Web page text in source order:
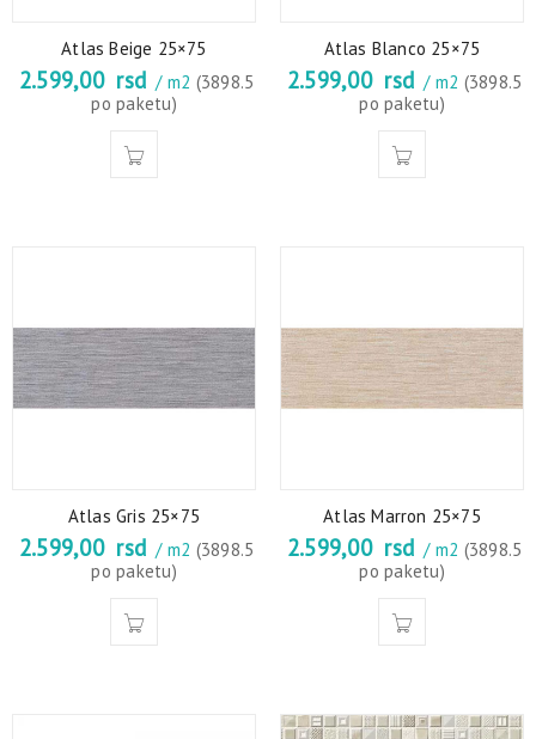
Atlas Beige 25×75
2.599,00 rsd / m2 (3898.5
po paketu)
Atlas Blanco 25×75
2.599,00 rsd / m2 (3898.5
po paketu)
Atlas Gris 25×75
2.599,00 rsd / m2 (3898.5
po paketu)
Atlas Marron 25×75
2.599,00 rsd / m2 (3898.5
po paketu)